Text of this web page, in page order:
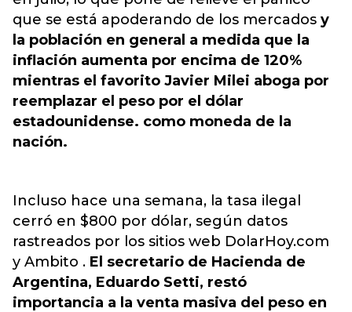
que se está apoderando de los mercados y
la población en general a medida que la
inflación aumenta por encima de 120%
mientras el favorito Javier Milei aboga por
reemplazar el peso por el dólar
estadounidense. como moneda de la
nación.
Incluso hace una semana, la tasa ilegal
cerró en $800 por dólar, según datos
rastreados por los sitios web DolarHoy.com
y Ambito . El secretario de Hacienda de
Argentina, Eduardo Setti, restó
importancia a la venta masiva del peso en